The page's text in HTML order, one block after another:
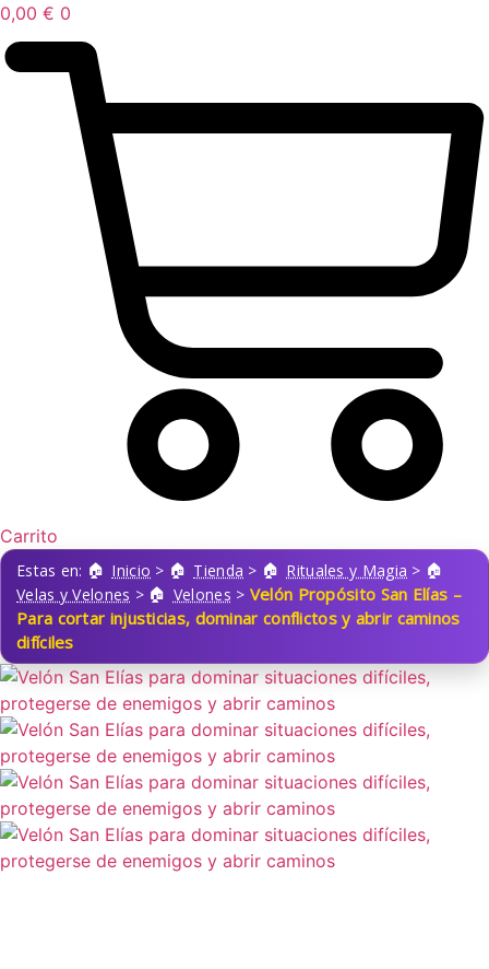
0,00 € 0
Carrito
Estas en: Inicio > Tienda > Rituales y Magia >
Velas y Velones > Velones > Velón Propósito San Elías –
Para cortar injusticias, dominar conflictos y abrir caminos
difíciles